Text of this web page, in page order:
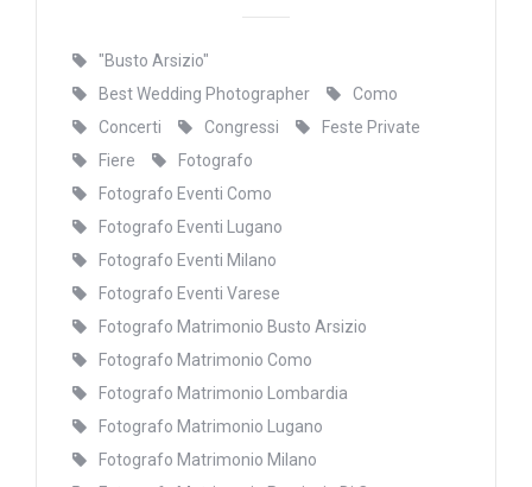
"Busto Arsizio"
Best Wedding Photographer
Como
Concerti
Congressi
Feste Private
Fiere
Fotografo
Fotografo Eventi Como
Fotografo Eventi Lugano
Fotografo Eventi Milano
Fotografo Eventi Varese
Fotografo Matrimonio Busto Arsizio
Fotografo Matrimonio Como
Fotografo Matrimonio Lombardia
Fotografo Matrimonio Lugano
Fotografo Matrimonio Milano